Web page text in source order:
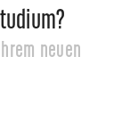
neuen